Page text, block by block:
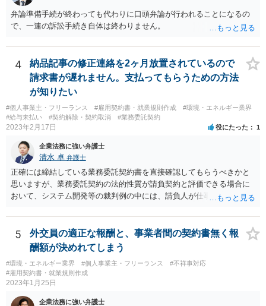
弁論準備手続が終わっても代わりに口頭弁論が行われることになるの
で、一連の訴訟手続き自体は終わりません。
4
納品記事の修正連絡を2ヶ月放置されているので
請求書が遅れません。支払ってもらうための方法
が知りたい
#個人事業主・フリーランス #雇用契約書・就業規則作成
#環境・エネルギー業界
#給与未払い
#契約解除・契約取消 #業務委託契約
2023年2月17日 役にたった 1
企業法務に強い弁護士
清水 卓 弁護士
正確には締結している業務委託契約書を直接確認してもらうべきかと
思いますが、業務委託契約の法的性質が請負契約と評価できる場合に
おいて、システム開発等の裁判例の中には、請負人が仕事を完成させ
まで終えているか否かを基準として判断すべきであるという見解を示
しているものがあります。 このような見解を踏まえ、あなたのケー
スでも、予定していた最後の工程まで終えており、仕事は完成してい
る等と主張して行くことが考えられます。 もっとも、相手方はこの
ような見解は本件にはあてはまらない等を理由に、仕事の完成を認め
ないことが想定されます。 そのような場合には、裁判所に民事調停
もしれません。 いずれにしても、一度、業務委託契約書や納品した
5
外交員の適正な報酬と、事業者間の契約書無く報
酬額が決めれてしまう
#環境・エネルギー業界 #個人事業主・フリーランス
#不祥事対応
#雇用契約書・就業規則作成
2023年1月25日
企業法務に強い弁護士